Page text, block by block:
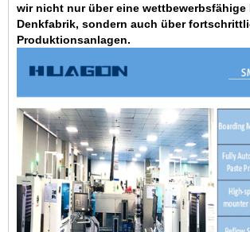
wir nicht nur über eine wettbewerbsfähige
Denkfabrik, sondern auch über
Produktionsanlagen.